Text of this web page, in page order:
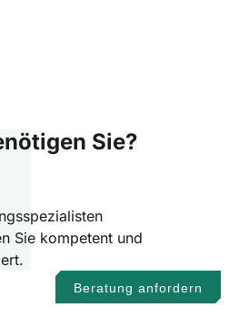
Sie?
Sie kompetent und
Beratung anfordern